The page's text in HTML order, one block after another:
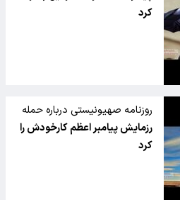
کرد
روزنامه صهیونیستی درباره حمله
موشکی ایران به ماکت دیموناتیتر
زد
رزمایش پیامبر اعظم کارخودش را
کرد